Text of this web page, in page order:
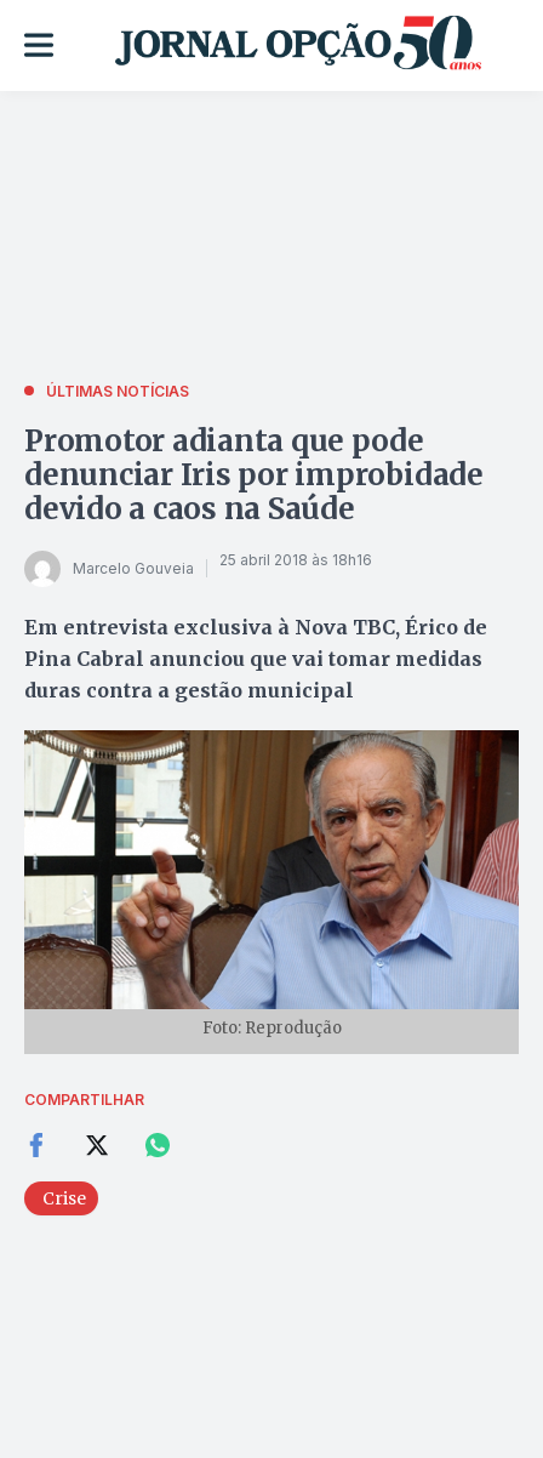
ÚLTIMAS NOTÍCIAS
Promotor adianta que pode
denunciar Iris por improbidade
devido a caos na Saúde
Marcelo Gouveia 25 abril 2018 às 18h16
Em entrevista exclusiva à Nova TBC, Érico de
Pina Cabral anunciou que vai tomar medidas
duras contra a gestão municipal
Foto: Reprodução
COMPARTILHAR
Crise